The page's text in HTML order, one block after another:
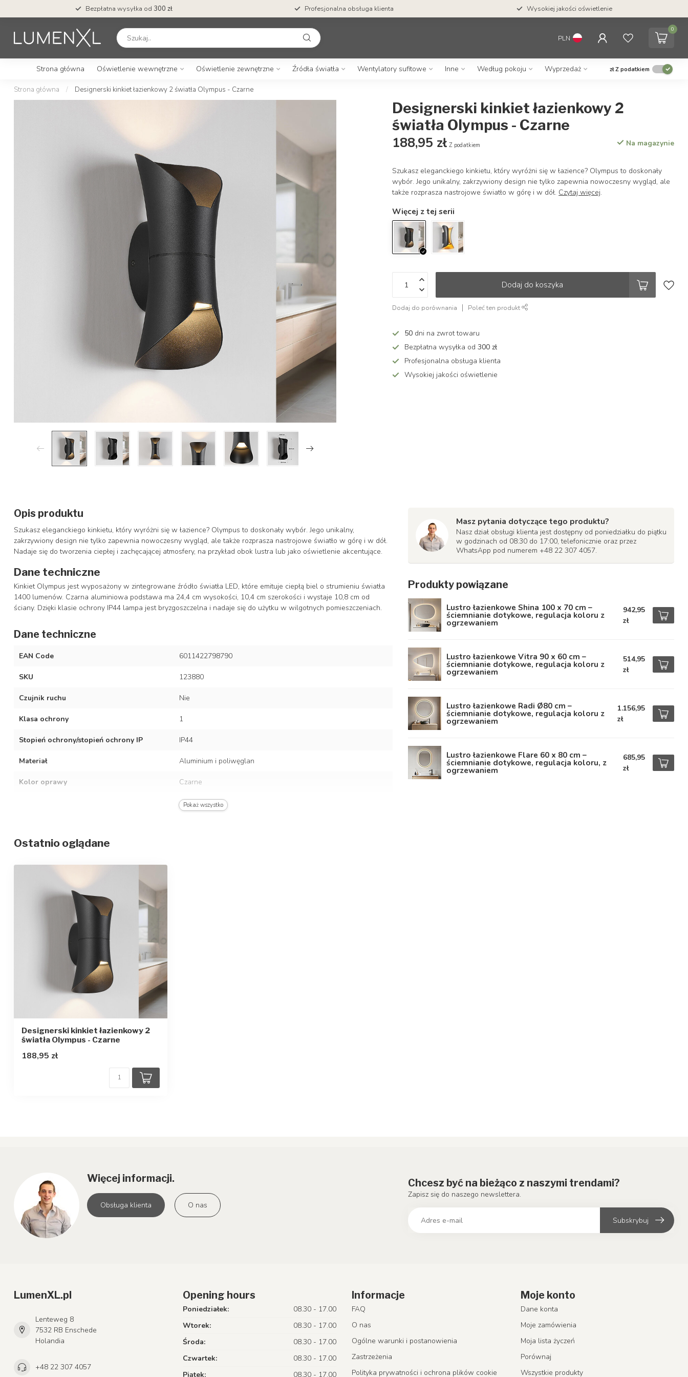
Bezpłatna wysyłka od 300 zł Profesjonalna obsługa klienta Wysokiej jakości oświetlenie
PLN
0
Strona główna Oświetlenie wewnętrzne Oświetlenie zewnętrzne Źródła światła Wentylatory sufitowe Inne Według pokoju Wyprzedaż złZ podatkiem
Strona główna / Designerski kinkiet łazienkowy 2 światła Olympus - Czarne
Designerski kinkiet łazienkowy 2
światła Olympus - Czarne
188,95 zł Z podatkiem Na magazynie
Szukasz eleganckiego kinkietu, który wyróżni się w łazience? Olympus to doskonały
wybór. Jego unikalny, zakrzywiony design nie tylko zapewnia nowoczesny wygląd, ale
także rozprasza nastrojowe światło w górę i w dół. Czytaj więcej.
Więcej z tej serii
Dodaj do koszyka
Dodaj do porównania Poleć ten produkt
50 dni na zwrot towaru
Bezpłatna wysyłka od300 zł
Profesjonalna obsługa klienta
Wysokiej jakości oświetlenie
Opis produktu
Szukasz eleganckiego kinkietu, który wyróżni się w łazience? Olympus to doskonały wybór. Jego unikalny,
zakrzywiony design nie tylko zapewnia nowoczesny wygląd, ale także rozprasza nastrojowe światło w górę i w dół.
Nadaje się do tworzenia ciepłej i zachęcającej atmosfery, na przykład obok lustra lub jako oświetlenie akcentujące.
Dane techniczne
Kinkiet Olympus jest wyposażony w zintegrowane źródło światła LED, które emituje ciepłą biel o strumieniu światła
1400 lumenów. Czarna aluminiowa podstawa ma 24,4 cm wysokości, 10,4 cm szerokości i wystaje 10,8 cm od
ściany. Dzięki klasie ochrony IP44 lampa jest bryzgoszczelna i nadaje się do użytku w wilgotnych pomieszczeniach.
Dane techniczne
EAN Code 6011422798790
SKU 123880
Czujnik ruchu Nie
Klasa ochrony 1
Stopień ochrony/stopień ochrony IP IP44
Materiał Aluminium i poliwęglan
Kolor oprawy Czarne
30 000 godzin
Częstotliwość
Napięcie
Rodzaj gniazdka
Temperatura barwowa
Strumień światła
Ze źródłem światła
Pokaż wszystko
Masz pytania dotyczące tego produktu?
Nasz dział obsługi klienta jest dostępny od poniedziałku do piątku
w godzinach od 08:30 do 17:00, telefonicznie oraz przez
WhatsApp pod numerem +48 22 307 4057.
Produkty powiązane
Lustro łazienkowe Shina 100 x 70 cm –
ściemnianie dotykowe, regulacja koloru z
ogrzewaniem
942,95
zł
Lustro łazienkowe Vitra 90 x 60 cm –
ściemnianie dotykowe, regulacja koloru z
ogrzewaniem
514,95
zł
Lustro łazienkowe Radi Ø80 cm –
ściemnianie dotykowe, regulacja koloru z
ogrzewaniem
1.156,95
zł
Lustro łazienkowe Flare 60 x 80 cm –
ściemnianie dotykowe, regulacja koloru, z
ogrzewaniem
685,95
zł
Ostatnio oglądane
Designerski kinkiet łazienkowy 2
światła Olympus - Czarne
188,95 zł
Więcej informacji.
Obsługa klienta O nas
Chcesz być na bieżąco z naszymi trendami?
Zapisz się do naszego newslettera.
Subskrybuj
LumenXL.pl
Lenteweg 8
7532 RB Enschede
Holandia
+48 22 307 4057
Opening hours
Poniedziałek:
08.30 - 17.00
Wtorek:
08.30 - 17.00
Środa:
08.30 - 17.00
Czwartek:
08.30 - 17.00
Piątek:
08.30 - 17.00
Informacje
FAQ
O nas
Ogólne warunki i postanowienia
Zastrzeżenia
Polityka prywatności i ochrona plików cookie
Moje konto
Dane konta
Moje zamówienia
Moja lista życzeń
Porównaj
Wszystkie produkty